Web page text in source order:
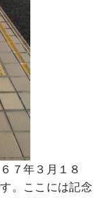
７年３月１８
。ここには記念